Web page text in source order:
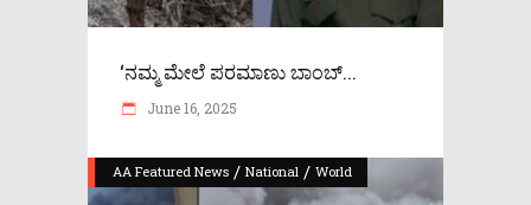
‘ನಮ್ಮ ಮೇಲೆ ಪರಮಾಣು ಬಾಂಬ್...
June 16, 2025
AA Featured News / National / World